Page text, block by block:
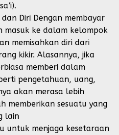
Diri Dengan membayar
masuk ke dalam kelompok
memisahkan diri dari
kikir. Alasannya, jika
memberi dalam
pengetahuan, uang,
akan merasa lebih
memberikan sesuatu yang
lain
untuk menjaga kesetaraan